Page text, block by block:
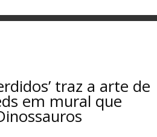
traz a arte de
em mural que